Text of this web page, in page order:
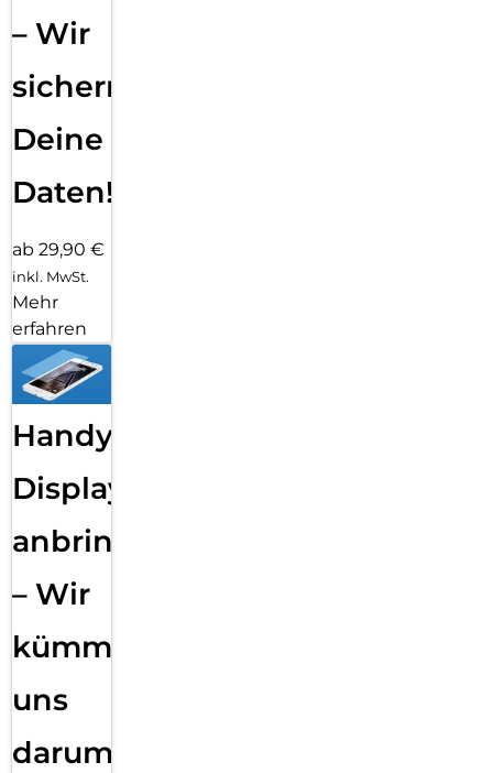
– Wir
sichern
Deine
Daten!
ab 29,90 €
inkl. MwSt.
Mehr
erfahren
Handy
Displayfolie
anbringen
– Wir
kümmern
uns
darum!